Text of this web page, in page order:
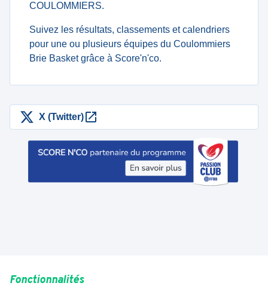
COULOMMIERS.
Suivez les résultats, classements et calendriers
pour une ou plusieurs équipes du Coulommiers
Brie Basket grâce à Score'n'co.
X (Twitter)
Fonctionnalités